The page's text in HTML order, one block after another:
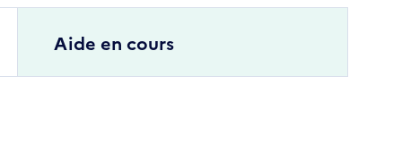
Aide en cours